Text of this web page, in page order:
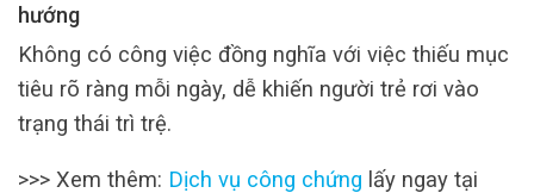
hướng
Không có công việc đồng nghĩa với việc thiếu mục
tiêu rõ ràng mỗi ngày, dễ khiến người trẻ rơi vào
trạng thái trì trệ.
>>> Xem thêm: Dịch vụ công chứng lấy ngay tại